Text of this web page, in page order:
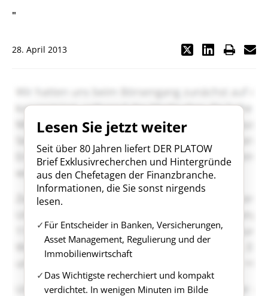
"
28. April 2013
Lesen Sie jetzt weiter
Seit über 80 Jahren liefert DER PLATOW
Brief Exklusivrecherchen und Hintergründe
aus den Chefetagen der Finanzbranche.
Informationen, die Sie sonst nirgends
lesen.
Für Entscheider in Banken, Versicherungen,
Asset Management, Regulierung und der
Immobilienwirtschaft
Das Wichtigste recherchiert und kompakt
verdichtet. In wenigen Minuten im Bilde